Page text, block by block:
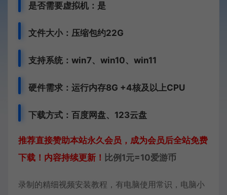
是否需要虚拟机：是
文件大小：压缩包约22G
支持系统： win7、 win10、win11
硬件需求：运行内存8G +4核及以上CPU
下载方式：百度网盘、123云盘
推荐直接赞助本站永久会员，成为会员后全站免费
下载！内容持续更新！ 比例1元=10爱游币
录制的精细视频安装教程，有电脑使用常识，电脑小